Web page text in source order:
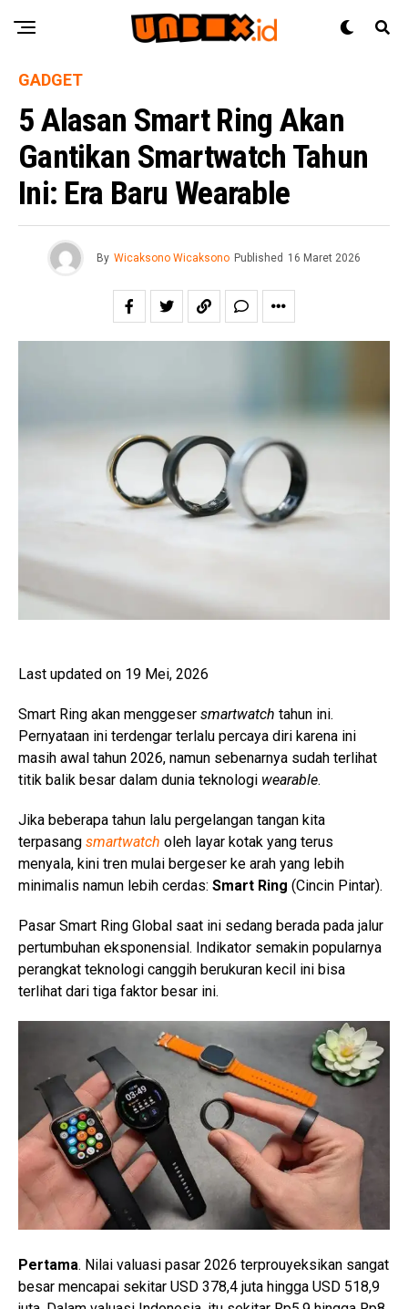
GADGET
5 Alasan Smart Ring Akan
Gantikan Smartwatch Tahun
Ini: Era Baru Wearable
By Wicaksono Wicaksono Published 16 Maret 2026
Last updated on 19 Mei, 2026
Smart Ring akan menggeser smartwatch tahun ini.
Pernyataan ini terdengar terlalu percaya diri karena ini
masih awal tahun 2026, namun sebenarnya sudah terlihat
titik balik besar dalam dunia teknologi wearable.
Jika beberapa tahun lalu pergelangan tangan kita
terpasang smartwatch oleh layar kotak yang terus
menyala, kini tren mulai bergeser ke arah yang lebih
minimalis namun lebih cerdas: Smart Ring (Cincin Pintar).
Pasar Smart Ring Global saat ini sedang berada pada jalur
pertumbuhan eksponensial. Indikator semakin popularnya
perangkat teknologi canggih berukuran kecil ini bisa
terlihat dari tiga faktor besar ini.
Pertama. Nilai valuasi pasar 2026 terprouyeksikan sangat
besar mencapai sekitar USD 378,4 juta hingga USD 518,9